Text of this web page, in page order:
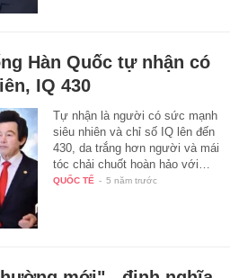
Hàn Quốc tự nhận có
IQ 430
Tự nhận là người có sức mạnh
siêu nhiên và chỉ số IQ lên đến
430, da trắng hơn người và mái
tóc chải chuốt hoàn hảo với…
QUỐC TẾ - 5 năm trước